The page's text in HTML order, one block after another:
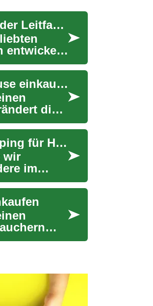
Schmuck im Online-Shopping: Ein umfassender Leitfaden für moderne Frauen
entwickelt.
E-Commerce Revolution: Bequem von zu Hause einkaufen
die
E-Commerce Revolutioniert das Online-Shopping für Haushaltswaren
wir
im